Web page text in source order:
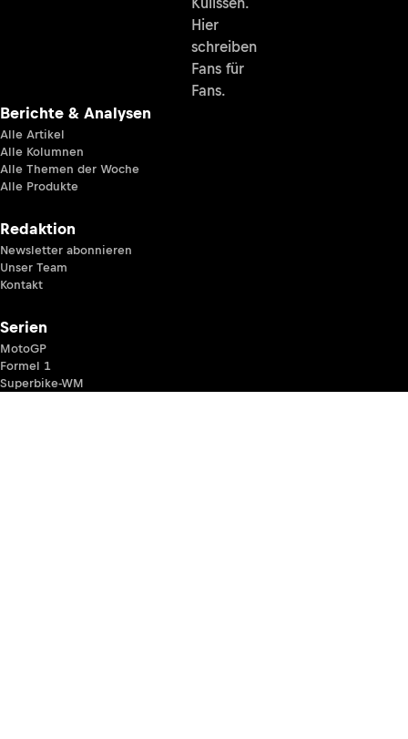
Hier
schreiben
Fans für
Fans.
Berichte & Analysen
Alle Artikel
Alle Kolumnen
Alle Themen der Woche
Alle Produkte
Redaktion
Newsletter abonnieren
Unser Team
Kontakt
Serien
MotoGP
Formel 1
Superbike-WM